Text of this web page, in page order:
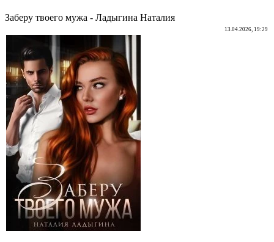
Заберу твоего мужа - Ладыгина Наталия
13.04.2026, 19:29